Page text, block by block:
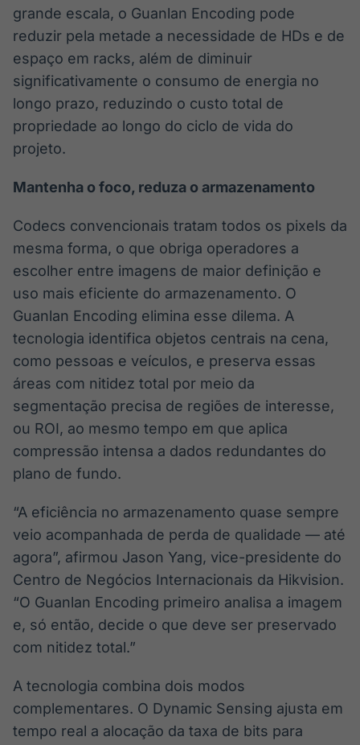
grande escala, o Guanlan Encoding pode
reduzir pela metade a necessidade de HDs e de
espaço em racks, além de diminuir
significativamente o consumo de energia no
longo prazo, reduzindo o custo total de
propriedade ao longo do ciclo de vida do
projeto.
Mantenha o foco, reduza o armazenamento
Codecs convencionais tratam todos os pixels da
mesma forma, o que obriga operadores a
escolher entre imagens de maior definição e
uso mais eficiente do armazenamento. O
Guanlan Encoding elimina esse dilema. A
tecnologia identifica objetos centrais na cena,
como pessoas e veículos, e preserva essas
áreas com nitidez total por meio da
segmentação precisa de regiões de interesse,
ou ROI, ao mesmo tempo em que aplica
compressão intensa a dados redundantes do
plano de fundo.
“A eficiência no armazenamento quase sempre
veio acompanhada de perda de qualidade — até
agora”, afirmou Jason Yang, vice-presidente do
Centro de Negócios Internacionais da Hikvision.
“O Guanlan Encoding primeiro analisa a imagem
e, só então, decide o que deve ser preservado
com nitidez total.”
A tecnologia combina dois modos
complementares. O Dynamic Sensing ajusta em
tempo real a alocação da taxa de bits para